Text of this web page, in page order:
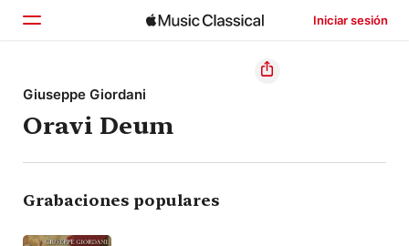
Iniciar sesión
Inicio
Explorar
Buscar
Giuseppe Giordani
Oravi Deum
Grabaciones populares